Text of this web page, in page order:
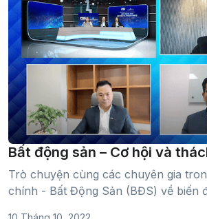
Bất động sản – Cơ hội và
Trò chuyện cùng các chuyên gia
chính - Bất Động Sản (BĐS) về biến